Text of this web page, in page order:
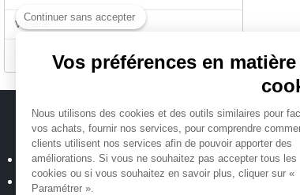
Continuer sans accepter
Vos préférences en
Nous utilisons des cookies et des outils similaires pour
vos achats, fournir nos services, pour comprendre
clients utilisent nos services afin de pouvoir apporter des
améliorations. Si vous ne souhaitez pas accepter tous les
cookies ou si vous souhaitez en savoir plus, cliquer sur «
Paramétrer ».
Visserie
MICHENAUD.COM
Qui sommes nous ?
Plan du site